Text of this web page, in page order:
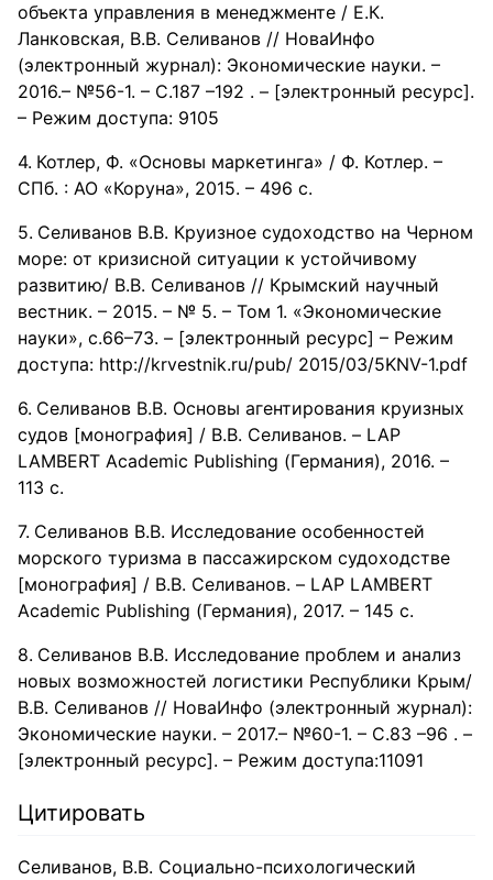
объекта управления в менеджменте / Е.К.
Ланковская, В.В. Селиванов // НоваИнфо
(электронный журнал): Экономические науки. –
2016.– №56-1. – С.187 –192 . – [электронный ресурс].
– Режим доступа: 9105
Котлер, Ф. «Основы маркетинга» / Ф. Котлер. –
СПб. : АО «Коруна», 2015. – 496 с.
Селиванов В.В. Круизное судоходство на Черном
море: от кризисной ситуации к устойчивому
развитию/ В.В. Селиванов // Крымский научный
вестник. – 2015. – № 5. – Том 1. «Экономические
науки», с.66–73. – [электронный ресурс] – Режим
доступа: http://krvestnik.ru/pub/ 2015/03/5KNV-1.pdf
Селиванов В.В. Основы агентирования круизных
судов [монография] / В.В. Селиванов. – LAP
LAMBERT Academic Publishing (Германия), 2016. –
113 с.
Селиванов В.В. Исследование особенностей
морского туризма в пассажирском судоходстве
[монография] / В.В. Селиванов. – LAP LAMBERT
Academic Publishing (Германия), 2017. – 145 с.
Селиванов В.В. Исследование проблем и анализ
новых возможностей логистики Республики Крым/
В.В. Селиванов // НоваИнфо (электронный журнал):
Экономические науки. – 2017.– №60-1. – С.83 –96 . –
[электронный ресурс]. – Режим доступа:11091
Цитировать
Селиванов, В.В. Социально-психологический